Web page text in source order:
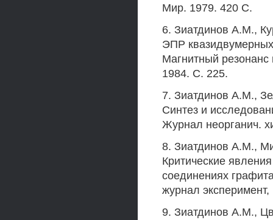
Мир. 1979. 420 С.
6. Зиатдинов A.M.,
ЭПР
Магнитный резонанс
1984. С. 225.
7. Зиатдинов A.M.,
Синтез и
Журнал неорганич.
8. Зиатдинов A.M.,
Критические
соединениях
журнал
9. Зиатдинов A.M.,